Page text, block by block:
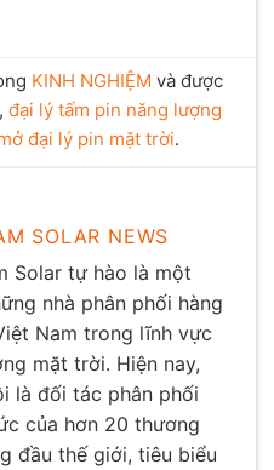
KINH NGHIỆM và được
, đại lý tấm pin năng lượng
đại lý pin mặt trời.
SOLAR NEWS
Solar tự hào là một
nhà phân phối hàng
Nam trong lĩnh vực
mặt trời. Hiện nay,
là đối tác phân phối
của hơn 20 thương
đầu thế giới, tiêu biểu